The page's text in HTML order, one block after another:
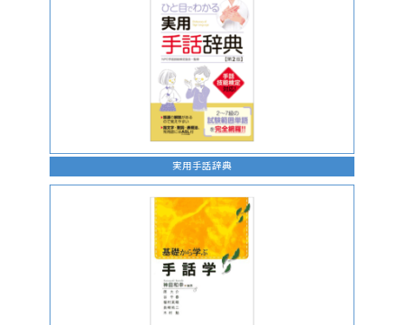
実用手話辞典